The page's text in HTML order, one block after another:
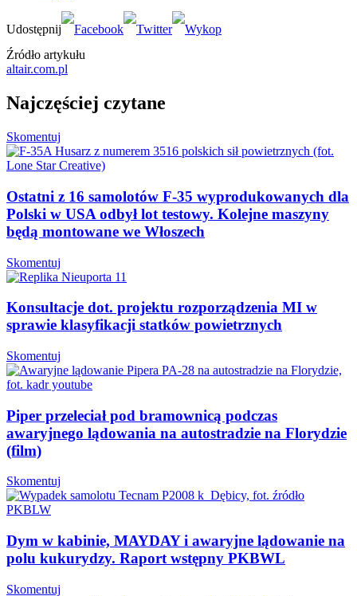
Źródło artykułu
altair.com.pl
Najczęściej czytane
Skomentuj
Ostatni z 16 samolotów F-35 wyprodukowanych dla
Polski w USA odbył lot testowy. Kolejne maszyny
będą montowane we Włoszech
Skomentuj
Konsultacje dot. projektu rozporządzenia MI w
sprawie klasyfikacji statków powietrznych
Skomentuj
Piper przeleciał pod bramownicą podczas
awaryjnego lądowania na autostradzie na Florydzie
(film)
Skomentuj
Dym w kabinie, MAYDAY i awaryjne lądowanie na
polu kukurydzy. Raport wstępny PKBWL
Skomentuj